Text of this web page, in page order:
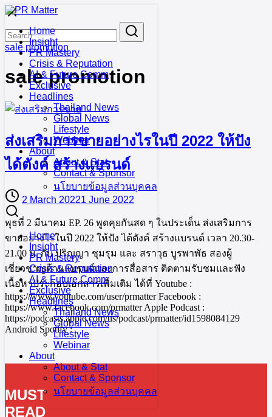
Skip
contentHome
Insight
PR Mastery
Crisis & Reputation
AI & Future Comm
Exclusive
Headlines
Thailand News
Global News
Lifestyle
Webinar
About
About & Stat
Contact & Sponsor
นโยบายข้อมูลส่วนบุคคล
Home
Insight
PR Mastery
Crisis & Reputation
AI & Future Comm
Exclusive
Headlines
Thailand News
Global News
Lifestyle
Webinar
About
About & Stat
Contact & Sponsor
นโยบายข้อมูลส่วนบุคคล
Search
for:
sale promotion
sale promotion
ส่งเสริมการขายอย่างไรในปี 2022 ให้ปัง
ได้ตังค์ สร้างแบรนด์
2 March 20221 June 2022
พุธที่ 2 มีนาคม EP. 26 พูดคุยกันสด ๆ ในประเด็น ส่งเสริมการ
ขายอย่างไรในปี 2022 ให้ปัง ได้ตังค์ สร้างแบรนด์ เวลา 20.30-
21.00 น. กับ ปริญญา ชุมรุม และ สราวุธ บูรพาพัธ สองผู้
เชี่ยวชาญด้านแบรนด์และการสื่อสาร ติดตามรับชมและฟัง
เนื้อหาประกอบเอกสารเพิ่มเติม ได้ที่ Youtube :
https://www.youtube.com/user/prmatter Facebook :
https://www.facebook.com/prmatter Apple Podcast :
https://podcasts.apple.com/us/podcast/prmatter/id1598084129
Android Spotify :
MUST
READ